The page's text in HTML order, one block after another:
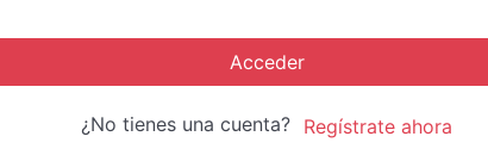
Acceder
¿No tienes una cuenta? Regístrate ahora